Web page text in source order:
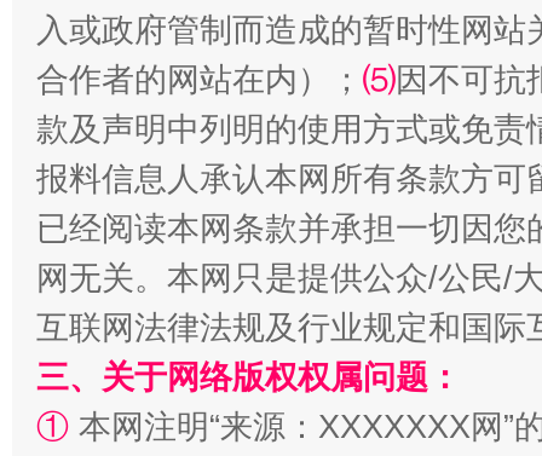
阿坝州三大球赛在茂县开幕 规模
国家大学科技园优化重塑工作
入或政府管制而造成的暂时性网
合作者的网站在内）； ⑸因不可抗
款及声明中列明的使用方式或免责
报料信息人承认本网所有条款方
已经阅读本网条款并承担一切因
网无关。本网只是提供公众/公民/
互联网法律法规及行业规定和国
三、关于网络版权权属问题：
① 本网注明“来源：XXXXXXX网”